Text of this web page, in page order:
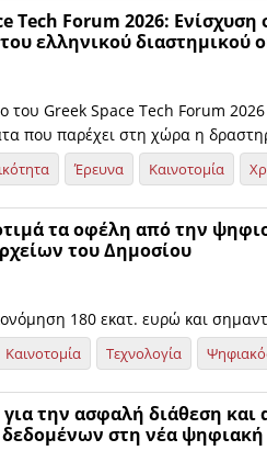
Tech Forum 2026:
ελληνικού διαστημικού
του Greek Space Tech Forum
που παρέχει στη χώρα η
Έρευνα Καινοτομία
τα οφέλη από την
του Δημοσίου
180 εκατ. ευρώ και
Καινοτομία Τεχνολογία
την ασφαλή διάθεση και
στη νέα